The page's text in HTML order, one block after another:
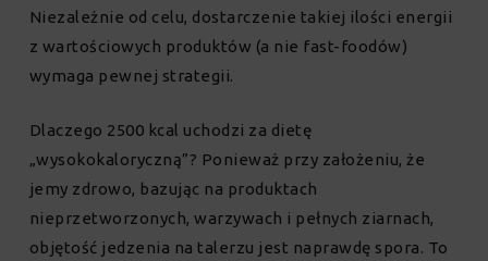
Niezależnie od celu, dostarczenie takiej ilości energii
z wartościowych produktów (a nie fast-foodów)
wymaga pewnej strategii.
Dlaczego 2500 kcal uchodzi za dietę
„wysokokaloryczną”? Ponieważ przy założeniu, że
jemy zdrowo, bazując na produktach
nieprzetworzonych, warzywach i pełnych ziarnach,
objętość jedzenia na talerzu jest naprawdę spora. To